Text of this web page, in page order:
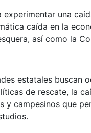
experimentar una
caída en la
así como la
estatales buscan
de rescate, la
y campesinos que